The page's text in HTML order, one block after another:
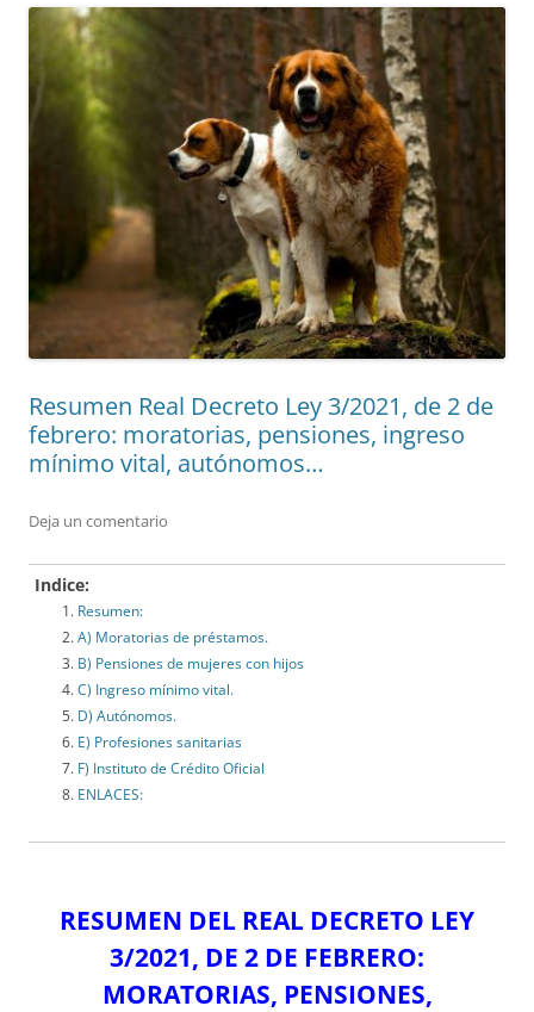
Resumen Real Decreto Ley 3/2021, de 2 de
febrero: moratorias, pensiones, ingreso
mínimo vital, autónomos…
Deja un comentario
Indice:
Resumen:
A) Moratorias de préstamos.
B) Pensiones de mujeres con hijos
C) Ingreso mínimo vital.
D) Autónomos.
E) Profesiones sanitarias
F) Instituto de Crédito Oficial
ENLACES:
RESUMEN DEL REAL DECRETO LEY
3/2021, DE 2 DE FEBRERO:
MORATORIAS, PENSIONES,